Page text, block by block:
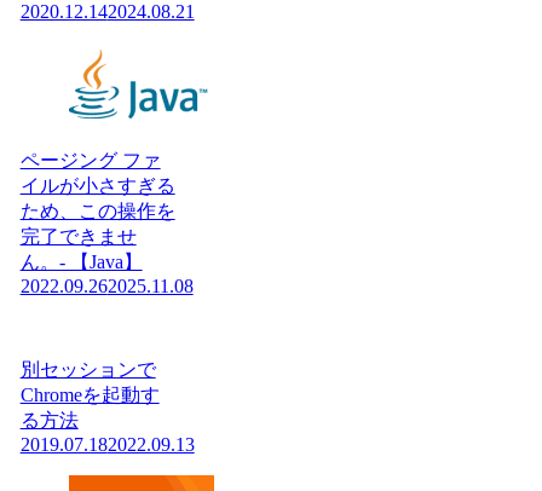
2020.12.142024.08.21
ページング ファ
イルが小さすぎる
ため、この操作を
完了できませ
ん。- 【Java】
2022.09.262025.11.08
別セッションで
Chromeを起動す
る方法
2019.07.182022.09.13